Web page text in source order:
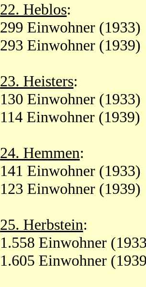
22. Heblos:
299 Einwohner (1933)
293 Einwohner (1939)
23. Heisters:
130 Einwohner (1933)
114 Einwohner (1939)
24. Hemmen:
141 Einwohner (1933)
123 Einwohner (1939)
25. Herbstein:
1.558 Einwohner
1.605 Einwohner